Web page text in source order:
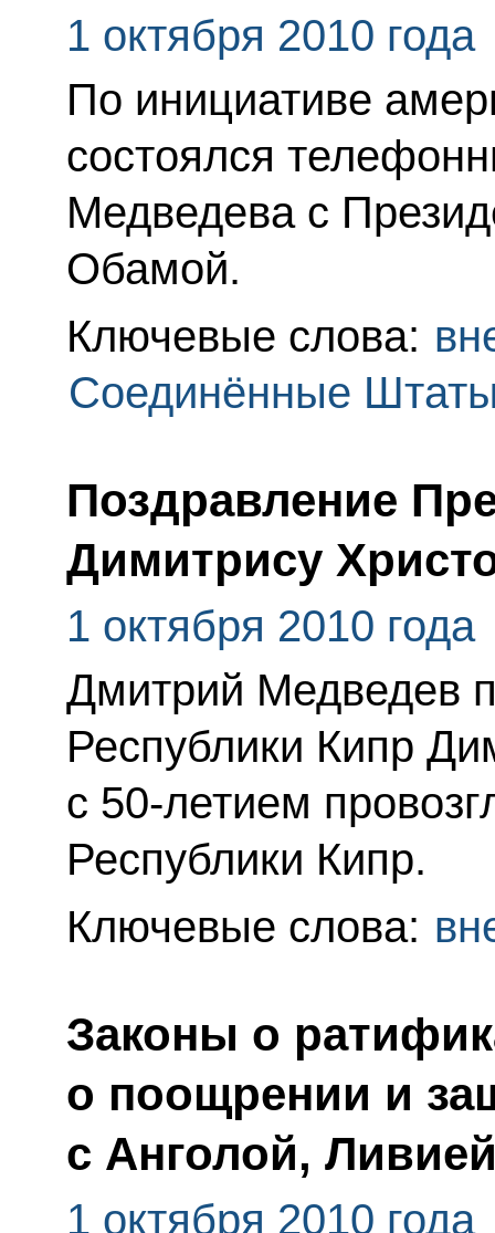
1 октября 2010 года
По инициативе
состоялся
Медведева с
Обамой.
Ключевые слова:
Соединённые
Поздравление
Димитрису
1 октября 2010 года
Дмитрий Медведев
Республики Кипр
с 50-летием
Республики Кипр.
Ключевые слова:
Законы о
о поощрении и
с Анголой,
1 октября 2010 года